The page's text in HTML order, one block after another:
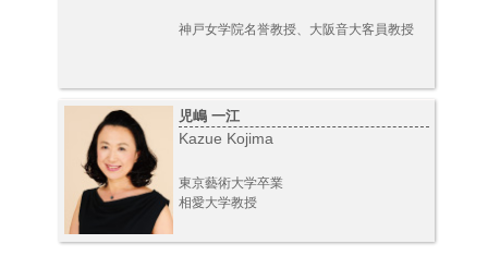
神戸女学院名誉教授、大阪音大客員教授
児嶋 一江
Kazue Kojima
東京藝術大学卒業
相愛大学教授